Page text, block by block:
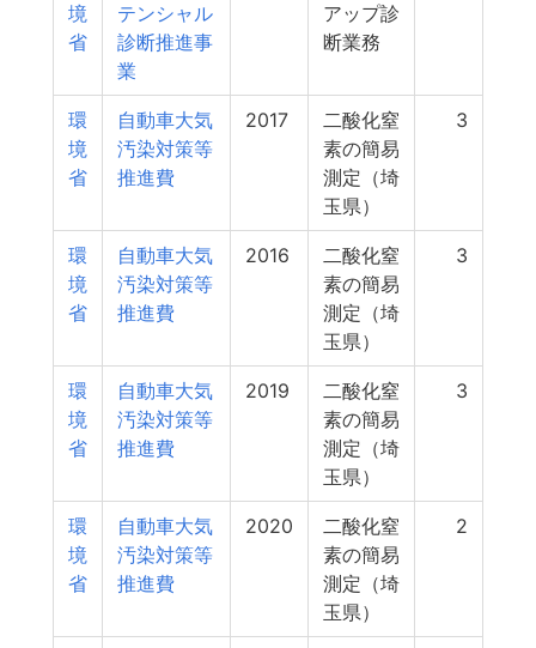
境
省
テンシャル
診断推進事
業
アップ診
断業務
環
境
省
自動車大気
汚染対策等
推進費
2017
二酸化窒
素の簡易
測定（埼
玉県）
3
環
境
省
自動車大気
汚染対策等
推進費
2016
二酸化窒
素の簡易
測定（埼
玉県）
3
環
境
省
自動車大気
汚染対策等
推進費
2019
二酸化窒
素の簡易
測定（埼
玉県）
3
環
境
省
自動車大気
汚染対策等
推進費
2020
二酸化窒
素の簡易
測定（埼
玉県）
2